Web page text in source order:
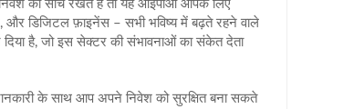
की सोच रखते हैं तो यह आईपीओ आपके लिए
और डिजिटल फ़ाइनेंस – सभी भविष्य में बढ़ते रहने वाले
है, जो इस सेक्टर की संभावनाओं का संकेत देता
के साथ आप अपने निवेश को सुरक्षित बना सकते